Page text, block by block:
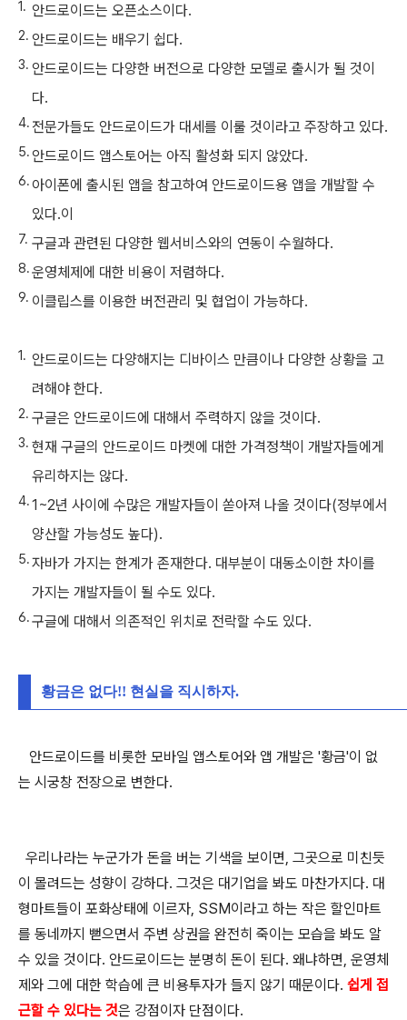
안드로이드는 오픈소스이다.
안드로이드는 배우기 쉽다.
안드로이드는 다양한 버전으로 다양한 모델로 출시가 될 것이
다.
전문가들도 안드로이드가 대세를 이룰 것이라고 주장하고 있다.
안드로이드 앱스토어는 아직 활성화 되지 않았다.
아이폰에 출시된 앱을 참고하여 안드로이드용 앱을 개발할 수
있다.이
구글과 관련된 다양한 웹서비스와의 연동이 수월하다.
운영체제에 대한 비용이 저렴하다.
이클립스를 이용한 버전관리 및 협업이 가능하다.
안드로이드는 다양해지는 디바이스 만큼이나 다양한 상황을 고
려해야 한다.
구글은 안드로이드에 대해서 주력하지 않을 것이다.
현재 구글의 안드로이드 마켓에 대한 가격정책이 개발자들에게
유리하지는 않다.
1~2년 사이에 수많은 개발자들이 쏟아져 나올 것이다(정부에서
양산할 가능성도 높다).
자바가 가지는 한계가 존재한다. 대부분이 대동소이한 차이를
가지는 개발자들이 될 수도 있다.
구글에 대해서 의존적인 위치로 전락할 수도 있다.
황금은 없다!! 현실을 직시하자.
안드로이드를 비롯한 모바일 앱스토어와 앱 개발은 '황금'이 없
는 시궁창 전장으로 변한다.
우리나라는 누군가가 돈을 버는 기색을 보이면, 그곳으로 미친듯
이 몰려드는 성향이 강하다. 그것은 대기업을 봐도 마찬가지다. 대
형마트들이 포화상태에 이르자, SSM이라고 하는 작은 할인마트
를 동네까지 뻗으면서 주변 상권을 완전히 죽이는 모습을 봐도 알
수 있을 것이다. 안드로이드는 분명히 돈이 된다. 왜냐하면, 운영체
제와 그에 대한 학습에 큰 비용투자가 들지 않기 때문이다. 쉽게 접
근할 수 있다는 것은 강점이자 단점이다.